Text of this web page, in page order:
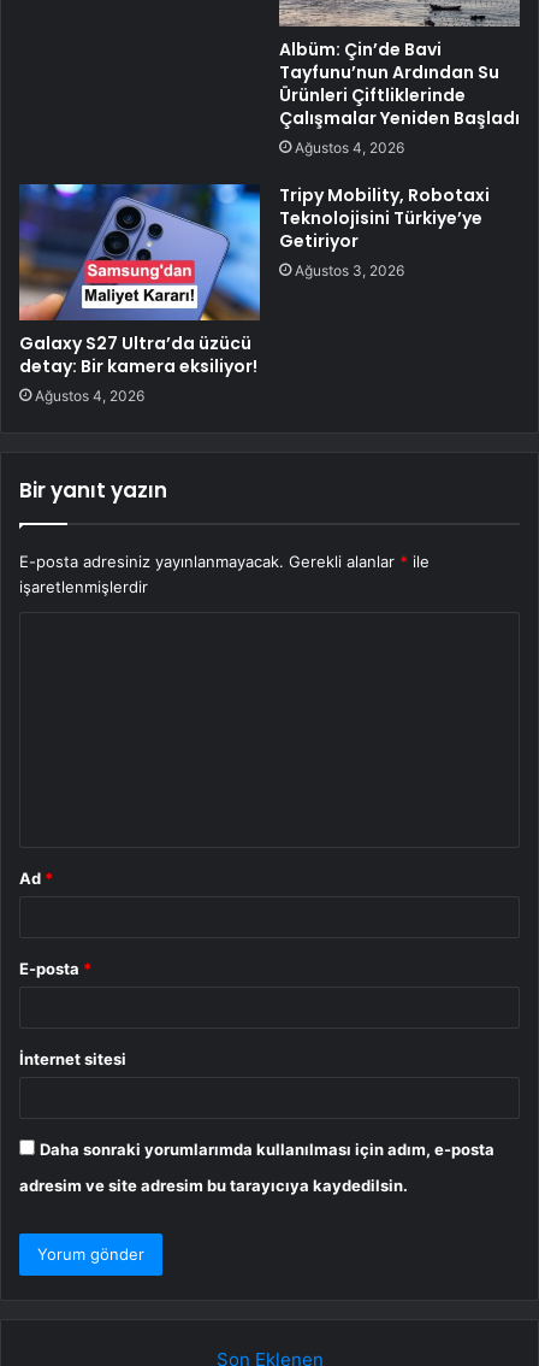
Albüm: Çin’de Bavi
Tayfunu’nun Ardından Su
Ürünleri Çiftliklerinde
Çalışmalar Yeniden Başladı
Ağustos 4, 2026
Galaxy S27 Ultra’da üzücü
detay: Bir kamera eksiliyor!
Ağustos 4, 2026
Tripy Mobility, Robotaxi
Teknolojisini Türkiye’ye
Getiriyor
Ağustos 3, 2026
Bir yanıt yazın
E-posta adresiniz yayınlanmayacak. Gerekli alanlar * ile
işaretlenmişlerdir
Ad *
E-posta *
İnternet sitesi
Daha sonraki yorumlarımda kullanılması için adım, e-posta
adresim ve site adresim bu tarayıcıya kaydedilsin.
Son Eklenen